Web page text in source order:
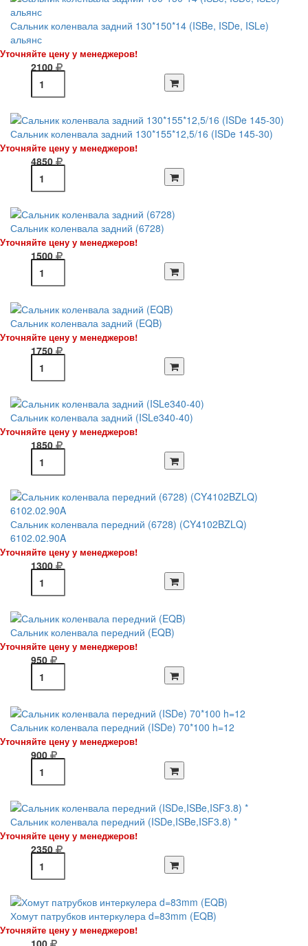
Сальник коленвала задний 130*150*14 (ISBe, ISDe, ISLe)
альянс
Уточняйте цену у менеджеров!
2100
Сальник коленвала задний 130*155*12,5/16 (ISDe 145-30)
Уточняйте цену у менеджеров!
4850
Сальник коленвала задний (6728)
Уточняйте цену у менеджеров!
1500
Сальник коленвала задний (EQB)
Уточняйте цену у менеджеров!
1750
Сальник коленвала задний (ISLe340-40)
Уточняйте цену у менеджеров!
1850
Сальник коленвала передний (6728) (CY4102BZLQ)
6102.02.90A
Уточняйте цену у менеджеров!
1300
Сальник коленвала передний (EQB)
Уточняйте цену у менеджеров!
950
Сальник коленвала передний (ISDe) 70*100 h=12
Уточняйте цену у менеджеров!
900
Сальник коленвала передний (ISDe,ISBe,ISF3.8) *
Уточняйте цену у менеджеров!
2350
Хомут патрубков интеркулера d=83mm (EQB)
Уточняйте цену у менеджеров!